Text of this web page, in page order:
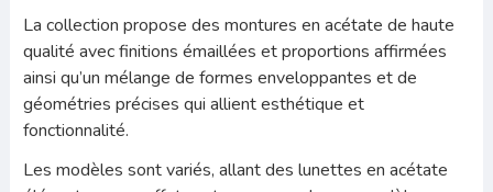
La collection propose des montures en acétate de haute
qualité avec finitions émaillées et proportions affirmées
ainsi qu’un mélange de formes enveloppantes et de
géométries précises qui allient esthétique et
fonctionnalité.
Les modèles sont variés, allant des lunettes en acétate